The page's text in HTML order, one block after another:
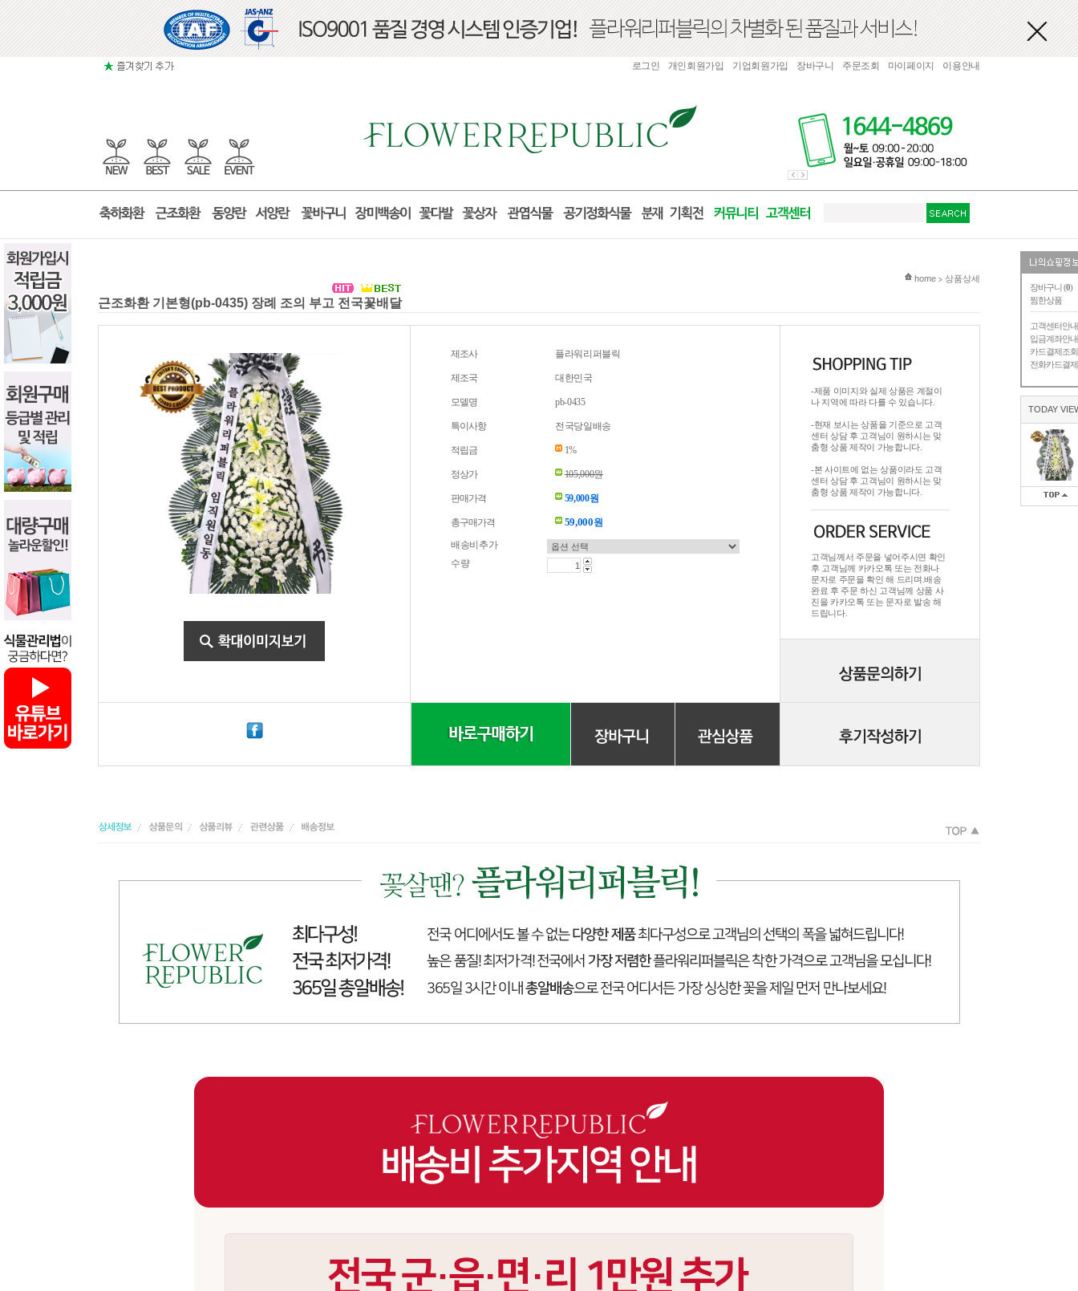
장바구니 (0)
찜한상품
고객센터안내
입금계좌안내
카드결제조회
전화카드결제
TODAY
로그인 개인회원가입 기업회원가입 장바구니 주문조회 마이페이지 이용안내
현재 위치
home > 상품상세
근조화환 기본형(pb-0435) 장례 조의 부고 전국꽃배달
제조사 플라워리퍼블릭
제조국 대한민국
모델명 pb-0435
특이사항 전국당일배송
적립금 1%
정상가 105,000원
판매가격 59,000원
총구매가격 59,000원
배송비추가
수량
-제품 이미지와 실제 상품은 계절이
나 지역에 따라 다를 수 있습니다.
-현재 보시는 상품을 기준으로 고객
센터 상담 후 고객님이 원하시는 맞
춤형 상품 제작이 가능합니다.
-본 사이트에 없는 상품이라도 고객
센터 상담 후 고객님이 원하시는 맞
춤형 상품 제작이 가능합니다.
고객님께서 주문을 넣어주시면 확인
후 고객님께 카카오톡 또는 전화나
문자로 주문을 확인 해 드리며.배송
완료 후 주문 하신 고객님께 상품 사
진을 카카오톡 또는 문자로 발송 해
드립니다.